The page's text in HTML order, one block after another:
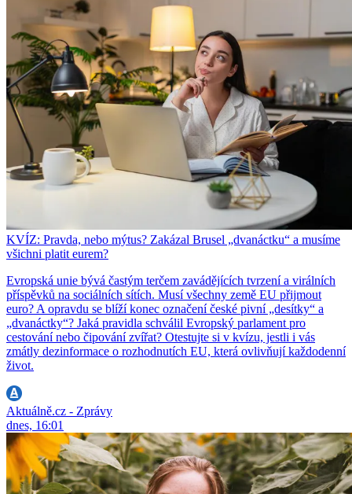
KVÍZ: Pravda, nebo mýtus? Zakázal Brusel „dvanáctku“ a musíme
všichni platit eurem?
Evropská unie bývá častým terčem zavádějících tvrzení a virálních
příspěvků na sociálních sítích. Musí všechny země EU přijmout
euro? A opravdu se blíží konec označení české pivní „desítky“ a
„dvanáctky“? Jaká pravidla schválil Evropský parlament pro
cestování nebo čipování zvířat? Otestujte si v kvízu, jestli i vás
zmátly dezinformace o rozhodnutích EU, která ovlivňují každodenní
život.
Aktuálně.cz - Zprávy
dnes, 16:01